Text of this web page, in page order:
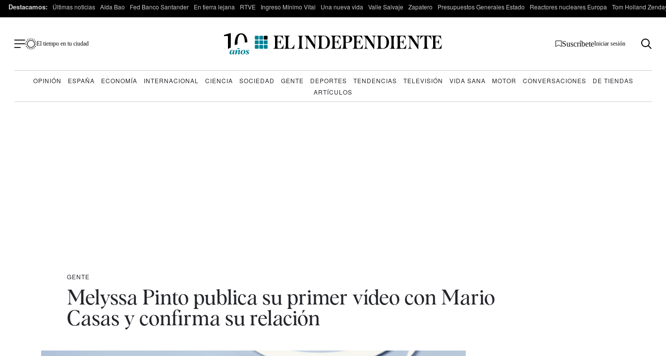
Destacamos: Últimas noticias Aída Bao Fed Banco Santander En tierra lejana RTVE Ingreso Mínimo Vital Una nueva vida Valle Salvaje Zapatero Presupuestos Generales Estado Reactores nucleares Europa Tom Holland
El tiempo en tu ciudad SuscríbeteIniciar sesión
OPINIÓN ESPAÑA ECONOMÍA INTERNACIONAL CIENCIA SOCIEDAD GENTE DEPORTES TENDENCIAS TELEVISIÓN VIDA SANA MOTOR CONVERSACIONES
DE TIENDAS
ARTÍCULOS
GENTE
Melyssa Pinto publica su primer vídeo con Mario
Casas y confirma su relación